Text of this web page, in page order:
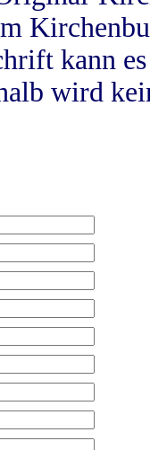
kann
wird